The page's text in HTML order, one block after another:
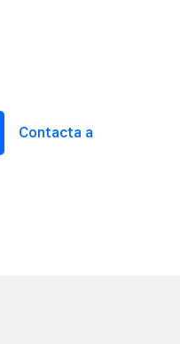
Contacta a